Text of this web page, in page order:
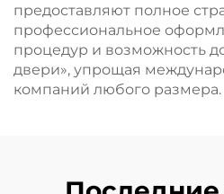
предоставляют полное
профессиональное
процедур и возможность
двери», упрощая
компаний любого размера.